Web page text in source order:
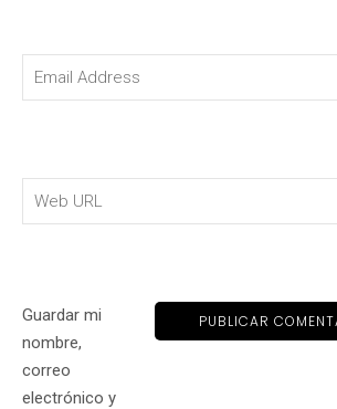
Guardar mi
nombre,
correo
electrónico y